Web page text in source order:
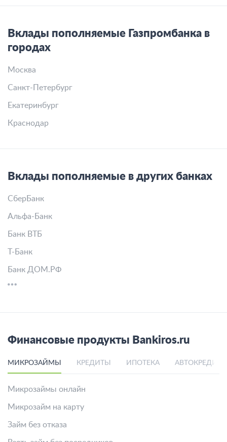
Вклады пополняемые Газпромбанка в
городах
Москва
Санкт-Петербург
Екатеринбург
Краснодар
Вклады пополняемые в других банках
СберБанк
Альфа-Банк
Банк ВТБ
Т-Банк
Банк ДОМ.РФ
Финансовые продукты Bankiros.ru
МИКРОЗАЙМЫ КРЕДИТЫ ИПОТЕКА
Микрозаймы онлайн
Микрозайм на карту
Займ без отказа